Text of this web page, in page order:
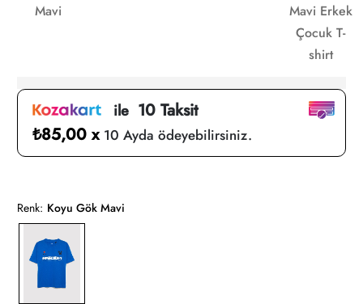
Mavi
Mavi Erkek
Çocuk T-
shirt
ile10 Taksit
₺85,00 x 10 Ayda ödeyebilirsiniz.
Renk: Koyu Gök Mavi